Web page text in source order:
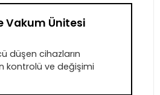
Vakum Ünitesi
düşen cihazların
kontrolü ve değişimi